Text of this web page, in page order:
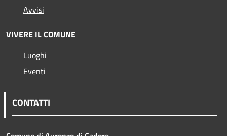
Avvisi
VIVERE IL COMUNE
Luoghi
Eventi
CONTATTI